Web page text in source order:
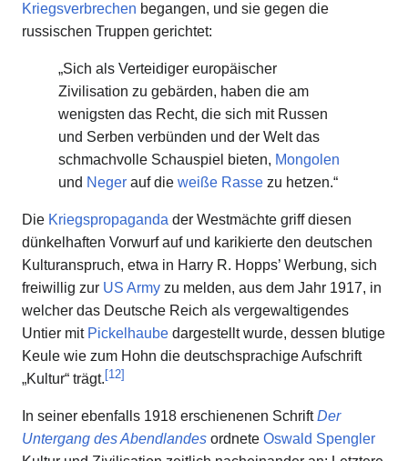
Kriegsverbrechen begangen, und sie gegen die
russischen Truppen gerichtet:
„Sich als Verteidiger europäischer
Zivilisation zu gebärden, haben die am
wenigsten das Recht, die sich mit Russen
und Serben verbünden und der Welt das
schmachvolle Schauspiel bieten, Mongolen
und Neger auf die weiße Rasse zu hetzen.“
Die Kriegspropaganda der Westmächte griff diesen
dünkelhaften Vorwurf auf und karikierte den deutschen
Kulturanspruch, etwa in Harry R. Hopps’ Werbung, sich
freiwillig zur US Army zu melden, aus dem Jahr 1917, in
welcher das Deutsche Reich als vergewaltigendes
Untier mit Pickelhaube dargestellt wurde, dessen blutige
Keule wie zum Hohn die deutschsprachige Aufschrift
„Kultur“ trägt. [12]
In seiner ebenfalls 1918 erschienenen SchriftDer
Untergang des Abendlandes ordnete Oswald Spengler